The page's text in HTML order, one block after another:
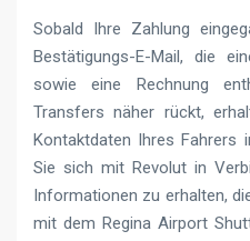
Sobald Ihre Zahlung
Bestätigungs-E-Mail, die
sowie eine Rechnung
Transfers näher rückt,
Kontaktdaten Ihres Fahrers
Sie sich mit Revolut in
Informationen zu erhalten,
mit dem Regina Airport